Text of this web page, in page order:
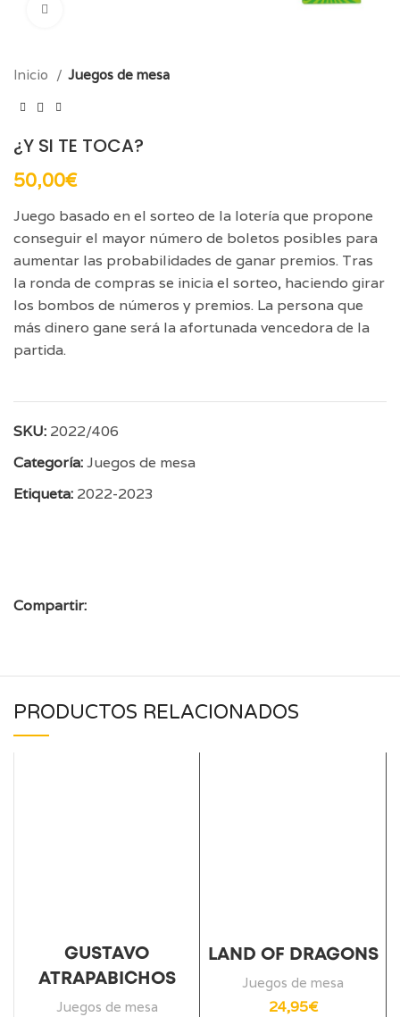
Inicio Juegos de mesa
¿Y SI TE TOCA?
50,00€
Juego basado en el sorteo de la lotería que propone
conseguir el mayor número de boletos posibles para
aumentar las probabilidades de ganar premios. Tras
la ronda de compras se inicia el sorteo, haciendo girar
los bombos de números y premios. La persona que
más dinero gane será la afortunada vencedora de la
partida.
SKU: 2022/406
Categoría:Juegos de mesa
Etiqueta: 2022-2023
Compartir:
PRODUCTOS RELACIONADOS
GUSTAVO
ATRAPABICHOS
Juegos de mesa
LAND OF DRAGONS
Juegos de mesa
24,95€